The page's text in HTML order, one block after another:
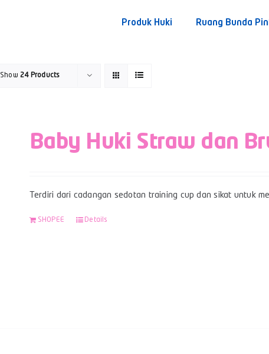
Produk Huki Ruang Bunda
Show24 Products
Baby Huki Straw dan
Terdiri dari cadangan sedotan training cup dan sikat untuk
SHOPEE Details